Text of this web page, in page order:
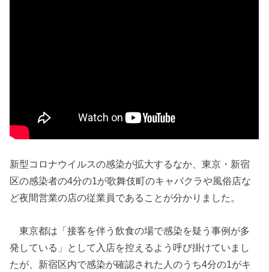
新型コロナウイルスの感染が拡大するなか、東京・新宿
区の感染者の4分の1が歌舞伎町のキャバクラや風俗店な
ど夜間営業の店の従業員であることが分かりました。
東京都は「接客を伴う飲食の場で感染を疑う事例が多
発している」として入店を控えるよう呼び掛けていまし
たが、新宿区内で感染が確認された人のうち4分の1がキ